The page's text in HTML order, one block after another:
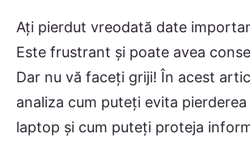
‍Ați pierdut vreodată date
Este frustrant și poate avea
Dar nu vă faceți griji! În acest
analiza cum puteți evita
laptop și cum puteți proteja